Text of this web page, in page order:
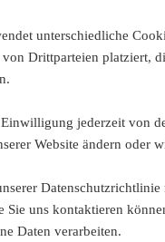
unterschiedliche
Drittparteien platziert,
jederzeit von
Website ändern oder
Datenschutzrichtlinie
Sie uns kontaktieren
Daten verarbeiten.